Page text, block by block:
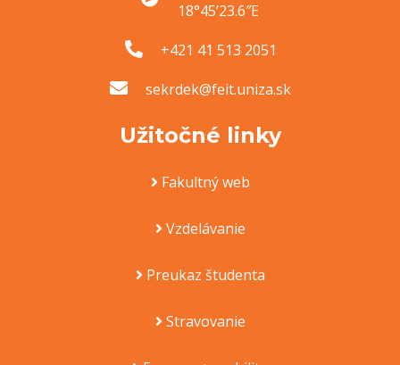
18°45’23.6″E
+421 41 513 2051
sekrdek@feit.uniza.sk
Užitočné linky
Fakultný web
Vzdelávanie
Preukaz študenta
Stravovanie